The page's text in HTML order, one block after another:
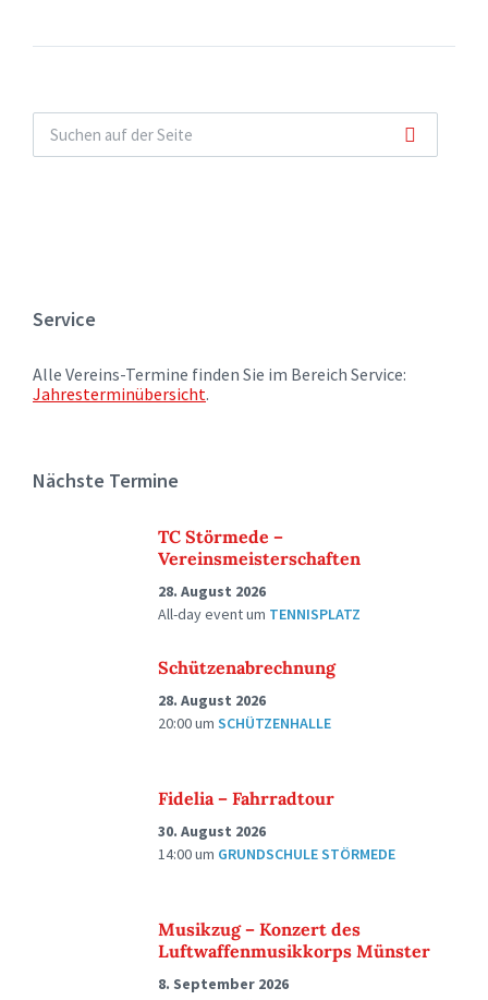
Service
Alle Vereins-Termine finden Sie im Bereich Service:
Jahresterminübersicht.
Nächste Termine
TC Störmede –
Vereinsmeisterschaften
28. August 2026
All-day eventum TENNISPLATZ
Schützenabrechnung
28. August 2026
20:00um SCHÜTZENHALLE
Fidelia – Fahrradtour
30. August 2026
14:00um GRUNDSCHULE STÖRMEDE
Musikzug – Konzert des
Luftwaffenmusikkorps Münster
8. September 2026